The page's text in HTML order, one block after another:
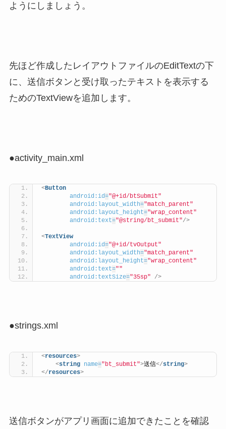
ようにしましょう。
先ほど作成したレイアウトファイルのEditTextの下
に、送信ボタンと受け取ったテキストを表示する
ためのTextViewを追加します。
●activity_main.xml
<Button
android:id="@+id/btSubmit"
android:layout_width="match_parent"
android:layout_height="wrap_content"
android:text="@string/bt_submit"/>
<TextView
android:id="@+id/tvOutput"
android:layout_width="match_parent"
android:layout_height="wrap_content"
android:text=""
android:textSize="35sp" />
●strings.xml
<resources>
<string name="bt_submit">送信</string>
</resources>
送信ボタンがアプリ画面に追加できたことを確認